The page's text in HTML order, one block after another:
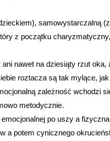
samowystarczalną
z początku
nawet na dziesiąty rzut oka,
roztacza są tak mylące,
zależność wchodzi
metodycznie.
po uszy a
a potem cynicznego